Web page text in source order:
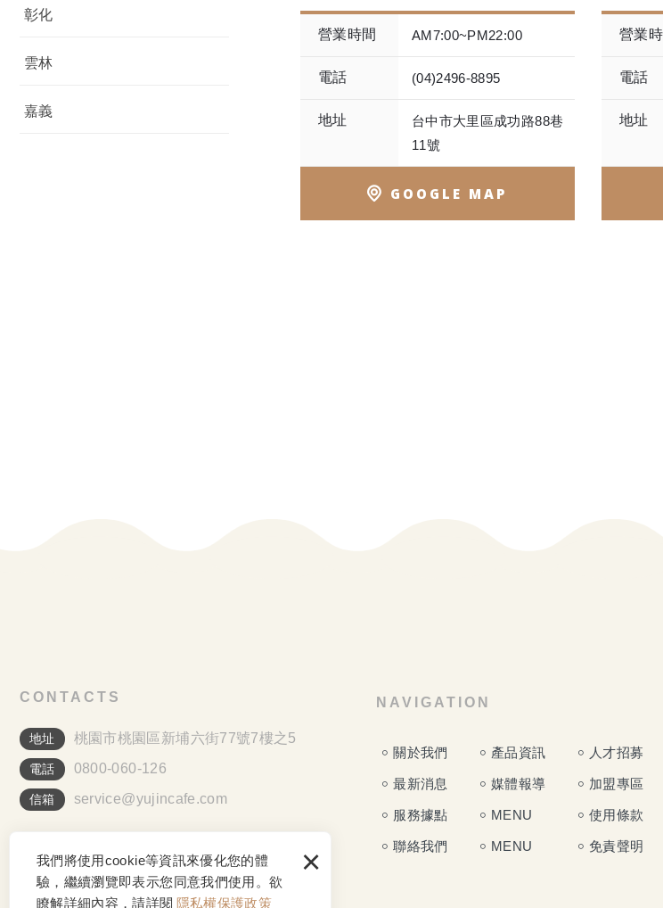
我們將使用cookie等資訊來優化您的體
驗，繼續瀏覽即表示您同意我們使用。欲
瞭解詳細內容，請詳閱 隱私權保護政策
×
彰化
雲林
嘉義
營業時間 AM7:00~PM22:00
電話 (04)2496-8895
地址
台中市大里區成功路88巷
11號
GOOGLE MAP
營業
電話
地址
CONTACTS
地址 桃園市桃園區新埔六街77號7樓之5
電話 0800-060-126
信箱 service@yujincafe.com
NAVIGATION
關於我們
最新消息
服務據點
聯絡我們
產品資訊
媒體報導
MENU
MENU
人才招募
加盟專區
使用條款
免責聲明